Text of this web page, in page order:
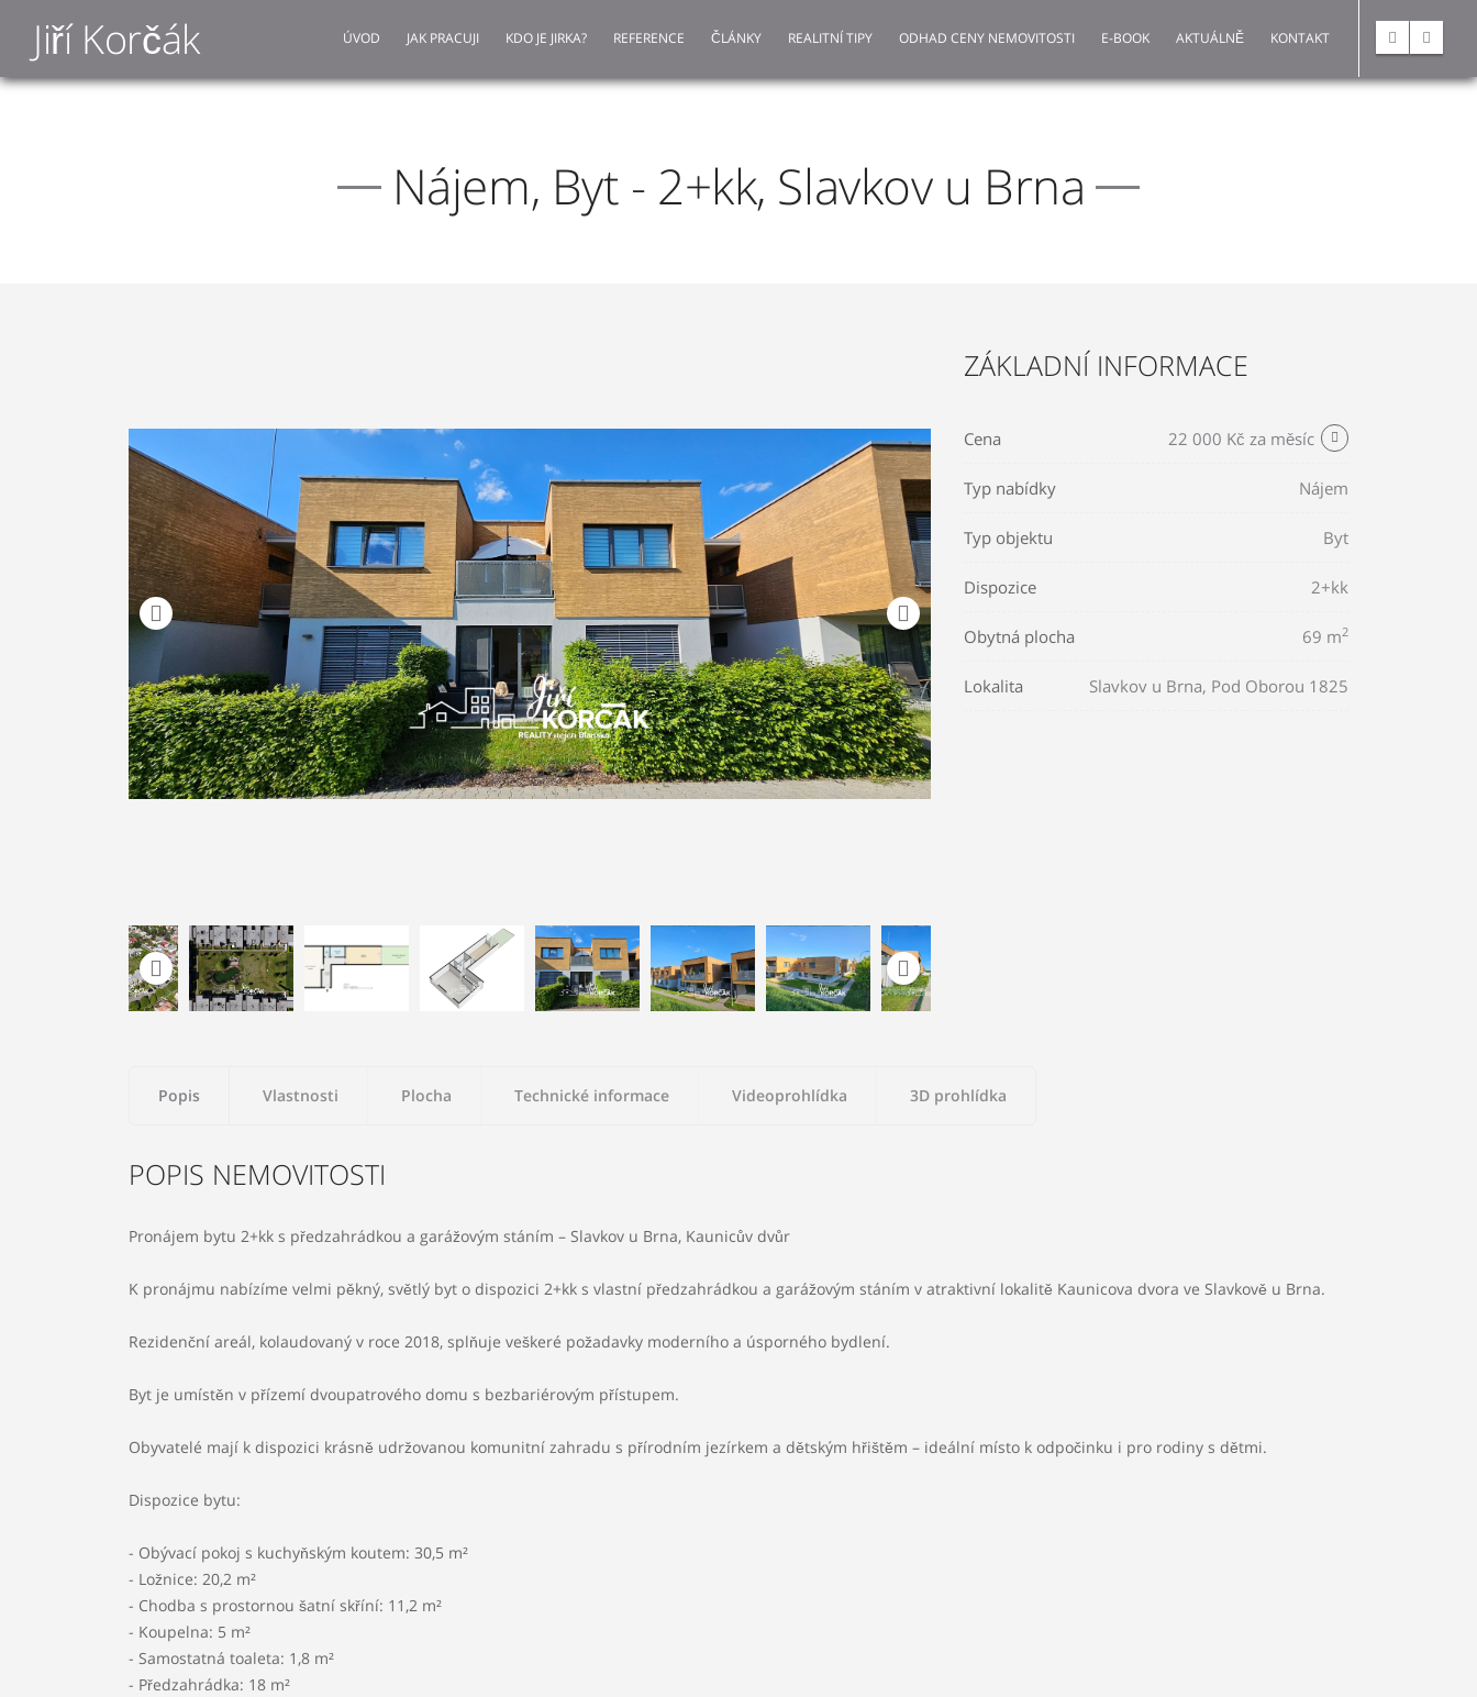
Jiří Korčák ÚVOD JAK PRACUJI KDO JE JIRKA? REFERENCE ČLÁNKY REALITNÍ TIPY ODHAD CENY NEMOVITOSTI E-BOOK AKTUÁLNĚ KONTAKT
Nájem, Byt - 2+kk, Slavkov u Brna
ZÁKLADNÍ INFORMACE
Cena 22 000 Kč za měsíc
Typ nabídky Nájem
Typ objektu Byt
Dispozice 2+kk
Obytná plocha 69 m2
Lokalita Slavkov u Brna, Pod Oborou 1825
Popis Vlastnosti Plocha Technické informace Videoprohlídka 3D prohlídka
POPIS NEMOVITOSTI
Pronájem bytu 2+kk s předzahrádkou a garážovým stáním – Slavkov u Brna, Kaunicův dvůr
K pronájmu nabízíme velmi pěkný, světlý byt o dispozici 2+kk s vlastní předzahrádkou a garážovým stáním v atraktivní lokalitě Kaunicova dvora ve Slavkově u Brna.
Rezidenční areál, kolaudovaný v roce 2018, splňuje veškeré požadavky moderního a úsporného bydlení.
Byt je umístěn v přízemí dvoupatrového domu s bezbariérovým přístupem.
Obyvatelé mají k dispozici krásně udržovanou komunitní zahradu s přírodním jezírkem a dětským hřištěm – ideální místo k odpočinku i pro rodiny s dětmi.
Dispozice bytu:
- Obývací pokoj s kuchyňským koutem: 30,5 m²
- Ložnice: 20,2 m²
- Chodba s prostornou šatní skříní: 11,2 m²
- Koupelna: 5 m²
- Samostatná toaleta: 1,8 m²
- Předzahrádka: 18 m²
Bezbariérový přístup
Stav objektu: Velmi dobré
Stavba: Cihlová
Doprava:Silnice, Autobus
Energetická náročnost:
Topení: